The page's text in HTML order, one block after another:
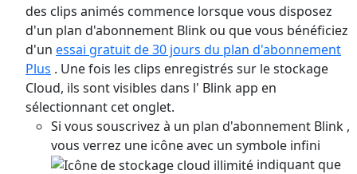
des clips animés commence lorsque vous disposez
d'un plan d'abonnement Blink ou que vous bénéficiez
d'un essai gratuit de 30 jours du plan d'abonnement
Plus . Une fois les clips enregistrés sur le stockage
Cloud, ils sont visibles dans l' Blink app en
sélectionnant cet onglet.
Si vous souscrivez à un plan d'abonnement Blink ,
vous verrez une icône avec un symbole infini
indiquant que